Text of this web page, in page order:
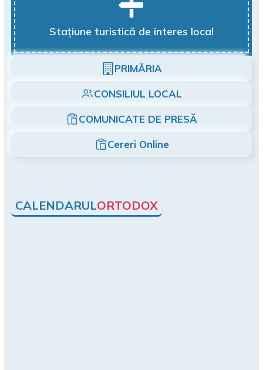
Stațiune turistică de interes local
PRIMĂRIA
CONSILIUL LOCAL
COMUNICATE DE PRESĂ
Cereri Online
CALENDARULORTODOX